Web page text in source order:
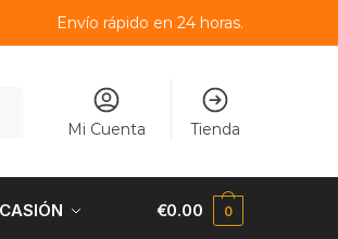
Envío rápido en 24 horas.
Mi Cuenta Tienda
€0.00 0